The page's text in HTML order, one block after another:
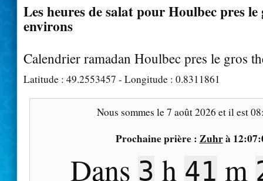
Les heures de salat pour Houlbec pres le
environs
Calendrier ramadan Houlbec pres le gros
Latitude : 49.2553457 - Longitude : 0.8311861
Nous sommes le7 août 2026 et il est
Prochaine prière : Zuhrà
Dans 3 h 41 m